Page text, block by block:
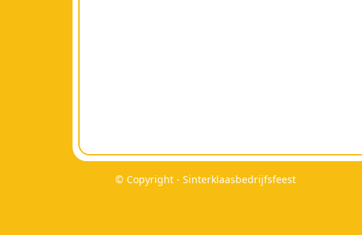
© Copyright - Sinterklaasbedrijfsfeest